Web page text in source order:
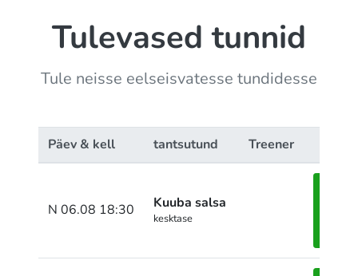
Tulevased tunnid
Tule neisse eelseisvatesse tundidesse
Päev & kell tantsutund Treener
N 06.08 18:30 Kuuba salsa
kesktase